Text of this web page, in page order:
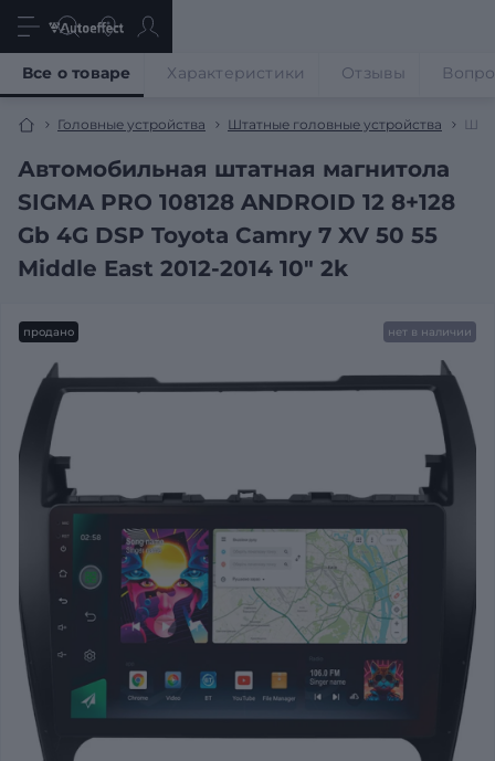
Головные устройства Штатные головные устройства
Автомобильная штатная магнитола
SIGMA PRO 108128 ANDROID 12 8+128
Gb 4G DSP Toyota Camry 7 XV 50 55
Middle East 2012-2014 10" 2k
Все о товаре Характеристики Отзывы
продано нет в наличии